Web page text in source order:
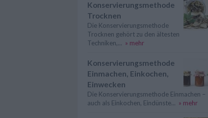
Konservierungsmethode
Trocknen
Die Konservierungsmethode
Trocknen gehört zu den ältesten
Techniken,... » mehr
Konservierungsmethode
Einmachen, Einkochen,
Einwecken
Die Konservierungsmethode Einmachen –
auch als Einkochen, Eindünste... » mehr